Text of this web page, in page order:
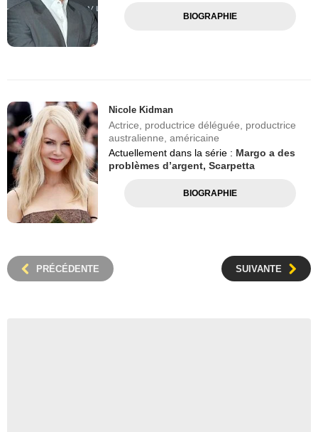
BIOGRAPHIE
Nicole Kidman
Actrice, productrice déléguée, productrice
australienne, américaine
Actuellement dans la série : Margo a des
problèmes d’argent,Scarpetta
BIOGRAPHIE
PRÉCÉDENTE SUIVANTE